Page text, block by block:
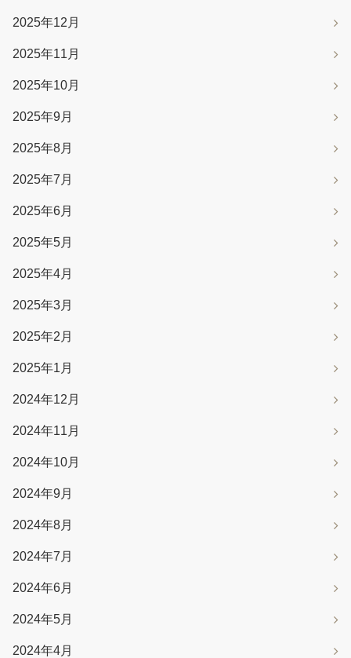
2025年12月
2025年11月
2025年10月
2025年9月
2025年8月
2025年7月
2025年6月
2025年5月
2025年4月
2025年3月
2025年2月
2025年1月
2024年12月
2024年11月
2024年10月
2024年9月
2024年8月
2024年7月
2024年6月
2024年5月
2024年4月